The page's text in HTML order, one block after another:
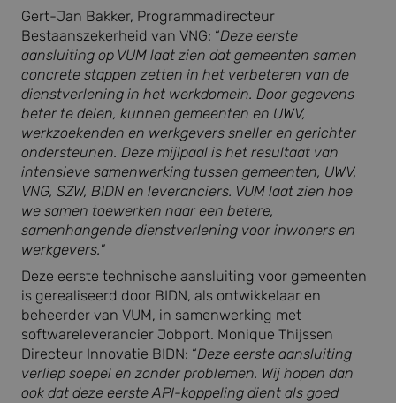
Gert-Jan Bakker, Programmadirecteur
Bestaanszekerheid van VNG: “Deze eerste
aansluiting op VUM laat zien dat gemeenten samen
concrete stappen zetten in het verbeteren van de
dienstverlening in het werkdomein. Door gegevens
beter te delen, kunnen gemeenten en UWV,
werkzoekenden en werkgevers sneller en gerichter
ondersteunen. Deze mijlpaal is het resultaat van
intensieve samenwerking tussen gemeenten, UWV,
VNG, SZW, BIDN en leveranciers. VUM laat zien hoe
we samen toewerken naar een betere,
samenhangende dienstverlening voor inwoners en
werkgevers.”
Deze eerste technische aansluiting voor gemeenten
is gerealiseerd door BIDN, als ontwikkelaar en
beheerder van VUM, in samenwerking met
softwareleverancier Jobport. Monique Thijssen
Directeur Innovatie BIDN: “Deze eerste aansluiting
verliep soepel en zonder problemen. Wij hopen dan
ook dat deze eerste API-koppeling dient als goed